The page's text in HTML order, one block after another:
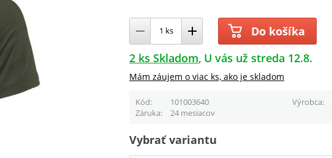
Do košíka
2 ks Skladom U vás už streda 12.8.
Mám záujem o viac ks, ako je skladom
Kód 101003640 Výrobca
Záruka
24 mesiacov
Vybrať variantu